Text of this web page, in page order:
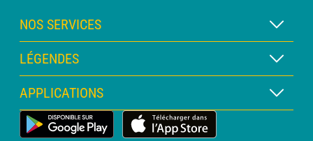
NOS SERVICES
Abonnement METEO Xpert
Abonnement METEO PRO
Consultation avec un prévisionniste
Bulletin PRO
LÉGENDES
Légende des cartes
Légende des pictogrammes
Glossaire
APPLICATIONS
Application Météo Terrestre